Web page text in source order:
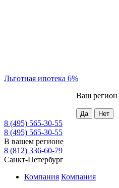
Льготная ипотека 6%
Ваш регион
8 (495) 565-30-55
8 (495) 565-30-55
В вашем регионе
8 (812) 336-60-79
Санкт-Петербург
Компания Компания